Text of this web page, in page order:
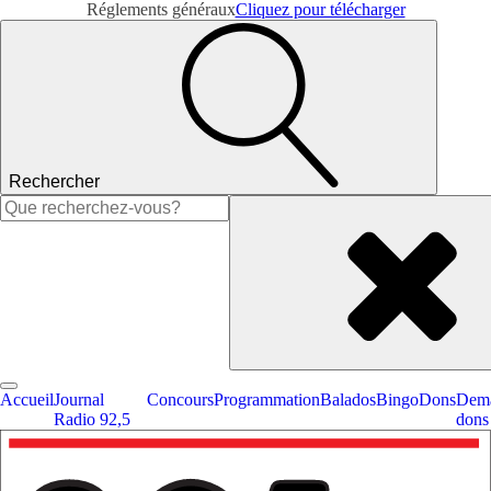
Réglements générauxCliquez pour télécharger
Rechercher
Rechercher :
AccueilJournal
Radio 92,5
ConcoursProgrammationBaladosBingoDons
dons